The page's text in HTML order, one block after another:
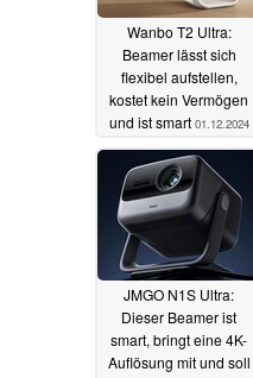
Wanbo T2 Ultra:
Beamer lässt sich
flexibel aufstellen,
kostet kein Vermögen
und ist smart 01.12.2024
JMGO N1S Ultra:
Dieser Beamer ist
smart, bringt eine 4K-
Auflösung mit und soll